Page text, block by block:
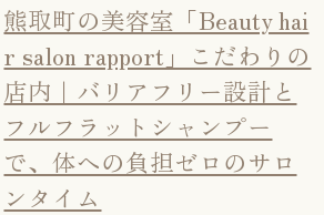
熊取町の美容室「Beauty hai
r salon rapport」こだわりの
店内｜バリアフリー設計と
フルフラットシャンプー
で、体への負担ゼロのサロ
ンタイム